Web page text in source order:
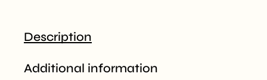
Description
Additional information